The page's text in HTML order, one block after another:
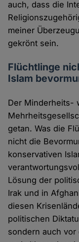
auch, dass die
meiner
gekrönt sein.
Flüchtlinge
Islam
Der Minderheits-
getan. Was die
nicht die
konservativen
Lösung der
Irak und in
diesen
politischen
sondern auch vor